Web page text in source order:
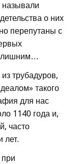
называли
о них
перепутаны с
лишним…
трубадуров,
такого
для нас
1140 года и,
часто
лет.